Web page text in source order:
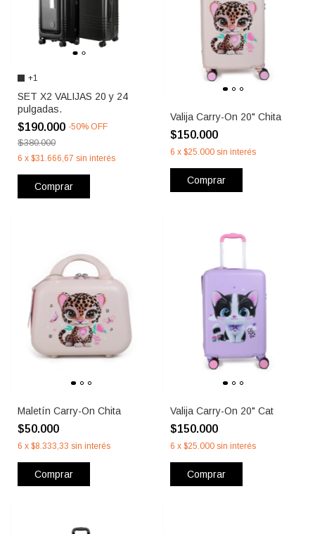
+1
SET X2 VALIJAS 20 y 24
pulgadas.
$190.000 -50% OFF
$380.000
6 x $31.666,67 sin interés
Comprar
Valija Carry-On 20" Chita
$150.000
6 x $25.000 sin interés
Comprar
Maletín Carry-On Chita
$50.000
6 x $8.333,33 sin interés
Comprar
Valija Carry-On 20" Cat
$150.000
6 x $25.000 sin interés
Comprar